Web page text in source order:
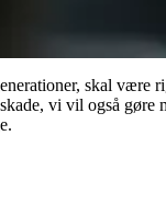
skal være
vi vil også gøre